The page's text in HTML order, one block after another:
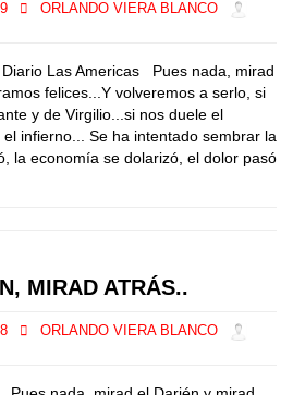
ORLANDO VIERA BLANCO
Las Americas Pues nada, mirad
felices...Y volveremos a serlo, si
y de Virgilio...si nos duele el
infierno... Se ha intentado sembrar la
la economía se dolarizó, el dolor pasó
MIRAD ATRÁS..
ORLANDO VIERA BLANCO